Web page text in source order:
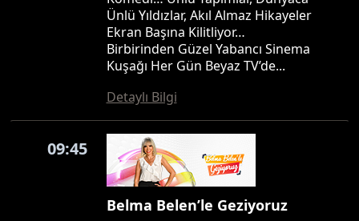
Ünlü Yıldızlar, Akıl Almaz Hikayeler
Ekran Başına Kilitliyor…
Birbirinden Güzel Yabancı Sinema
Kuşağı Her Gün Beyaz TV’de...
Detaylı Bilgi
09:45
Belma Belen’le Geziyoruz